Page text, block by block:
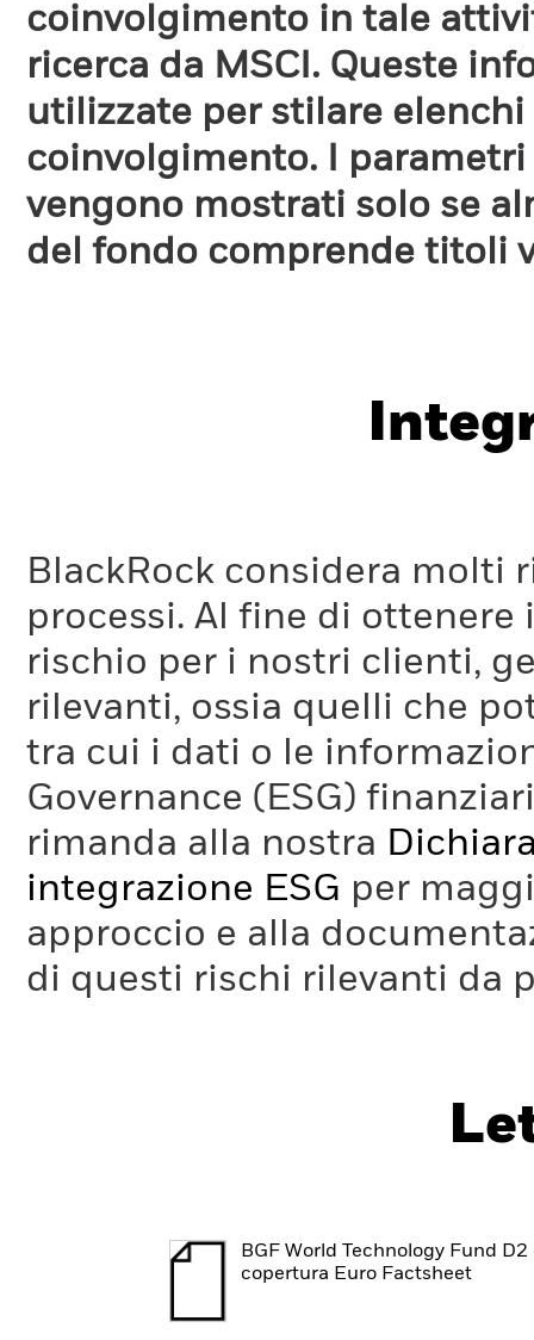
coinvolgimento in tale
ricerca da MSCI. Queste
utilizzate per stilare
coinvolgimento. I
vengono mostrati solo se
del fondo comprende titoli
BlackRock considera molti
processi. Al fine di
rischio per i nostri clienti,
rilevanti, ossia quelli che
tra cui i dati o le
Governance (ESG)
rimanda alla nostra
integrazione ESG per
approccio e alla
di questi rischi rilevanti da
BGF World Technology Fund D2
copertura Euro Factsheet